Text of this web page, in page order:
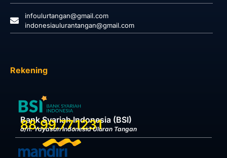
infoulurtangan@gmail.com
indonesiaulurantangan@gmail.com
Rekening
Bank Syariah Indonesia (BSI)
88.99.77.1231
a/n. Yayasan Indonesia Uluran Tangan